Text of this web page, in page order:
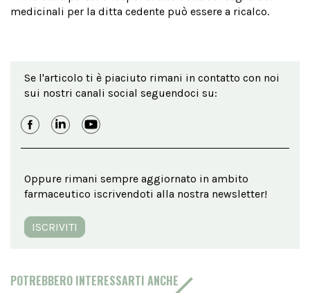
medicinali per la ditta cedente può essere a ricalco.
Se l'articolo ti è piaciuto rimani in contatto con noi
sui nostri canali social seguendoci su:
Oppure rimani sempre aggiornato in ambito
farmaceutico iscrivendoti alla nostra newsletter!
ISCRIVITI
POTREBBERO INTERESSARTI ANCHE